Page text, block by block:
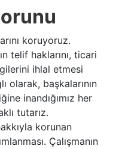
koruyoruz.
telif haklarını, ticari
ihlal etmesi
olarak, başkalarının
inandığımız her
tutarız.
korunan
Çalışmanın